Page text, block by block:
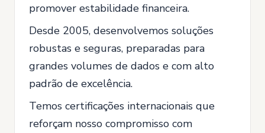
promover estabilidade financeira.
Desde 2005, desenvolvemos soluções
robustas e seguras, preparadas para
grandes volumes de dados e com alto
padrão de excelência.
Temos certificações internacionais que
reforçam nosso compromisso com